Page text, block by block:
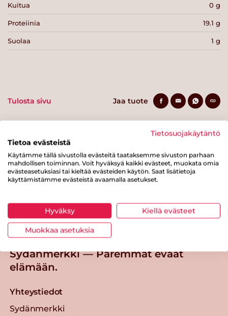
Kuitua 0 g
Proteiinia 19.1 g
Suolaa 1 g
Tulosta sivu Jaa tuote
Sydänmerkki-tuotteen
Takaisin ylös
Sydänmerkki — Paremmat eväät
elämään.
Yhteystiedot
Sydänmerkki
Tietosuojakäytäntö
Tietoa evästeistä
Käytämme tällä sivustolla evästeitä taataksemme sivuston parhaan
mahdollisen toiminnan. Voit hyväksyä kaikki evästeet, muokata omia
evästeasetuksiasi tai kieltää evästeiden käytön. Saat lisätietoja
käyttämistämme evästeistä avaamalla asetukset.
Hyväksy Kiellä evästeet
Muokkaa asetuksia